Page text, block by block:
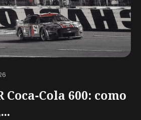
Coca-Cola 600: como